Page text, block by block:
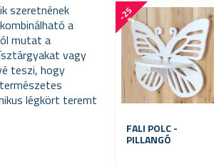
szeretnének
a
mutat a
vagy
teszi, hogy
légkört teremt
-
2
5
%
FALI POLC -
PILLANGÓ